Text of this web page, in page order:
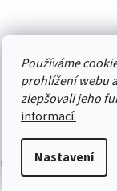
Používáme
prohlížení webu
zlepšovali jeho
informací.
Nastavení
platby
práva vyhrazena.